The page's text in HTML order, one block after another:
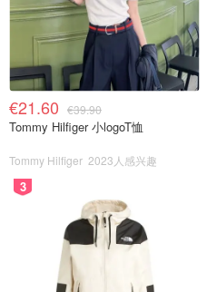
€21.60 €39.90
Tommy Hilfiger 小logoT恤
Tommy Hilfiger 2023人感兴趣
3